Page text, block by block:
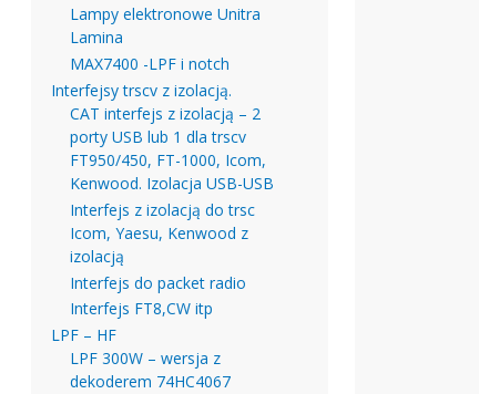
Lampy elektronowe Unitra
Lamina
MAX7400 -LPF i notch
Interfejsy trscv z izolacją.
CAT interfejs z izolacją – 2
porty USB lub 1 dla trscv
FT950/450, FT-1000, Icom,
Kenwood. Izolacja USB-USB
Interfejs z izolacją do trsc
Icom, Yaesu, Kenwood z
izolacją
Interfejs do packet radio
Interfejs FT8,CW itp
LPF – HF
LPF 300W – wersja z
dekoderem 74HC4067